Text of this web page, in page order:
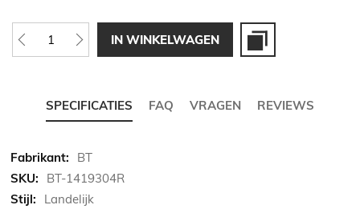
IN WINKELWAGEN
SPECIFICATIES FAQ VRAGEN REVIEWS
Meer
informatie
BT
BT-1419304R
Landelijk